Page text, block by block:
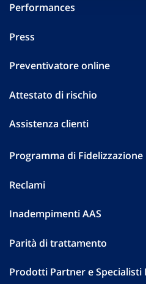
Performances
Press
Preventivatore online
Attestato di rischio
Assistenza clienti
Programma di Fidelizzazione
Reclami
Inadempimenti AAS
Parità di trattamento
Prodotti Partner e Specialisti